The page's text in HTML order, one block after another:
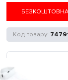
БЕЗКОШТОВНА